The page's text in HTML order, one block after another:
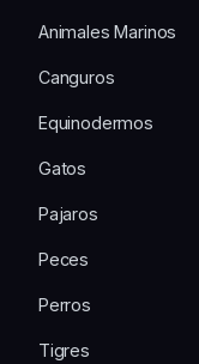
Animales Marinos
Canguros
Equinodermos
Gatos
Pajaros
Peces
Perros
Tigres